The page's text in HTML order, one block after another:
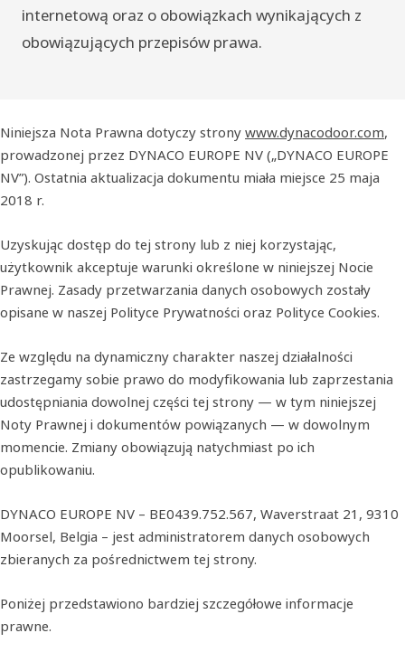
internetową oraz o obowiązkach wynikających z
obowiązujących przepisów prawa.
Niniejsza Nota Prawna dotyczy strony www.dynacodoor.com,
prowadzonej przez DYNACO EUROPE NV („DYNACO EUROPE
NV”). Ostatnia aktualizacja dokumentu miała miejsce 25 maja
2018 r.
Uzyskując dostęp do tej strony lub z niej korzystając,
użytkownik akceptuje warunki określone w niniejszej Nocie
Prawnej. Zasady przetwarzania danych osobowych zostały
opisane w naszej Polityce Prywatności oraz Polityce Cookies.
Ze względu na dynamiczny charakter naszej działalności
zastrzegamy sobie prawo do modyfikowania lub zaprzestania
udostępniania dowolnej części tej strony — w tym niniejszej
Noty Prawnej i dokumentów powiązanych — w dowolnym
momencie. Zmiany obowiązują natychmiast po ich
opublikowaniu.
DYNACO EUROPE NV – BE0439.752.567, Waverstraat 21, 9310
Moorsel, Belgia – jest administratorem danych osobowych
zbieranych za pośrednictwem tej strony.
Poniżej przedstawiono bardziej szczegółowe informacje
prawne.